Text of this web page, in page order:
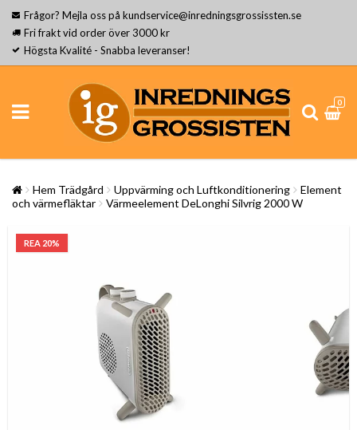
Frågor? Mejla oss på kundservice@inredningsgrossissten.se
Fri frakt vid order över 3000 kr
Högsta Kvalité - Snabba leveranser!
0
Hem Trädgård Uppvärming och Luftkonditionering
Element
och värmefläktar
Värmeelement DeLonghi Silvrig 2000 W
REA 20%